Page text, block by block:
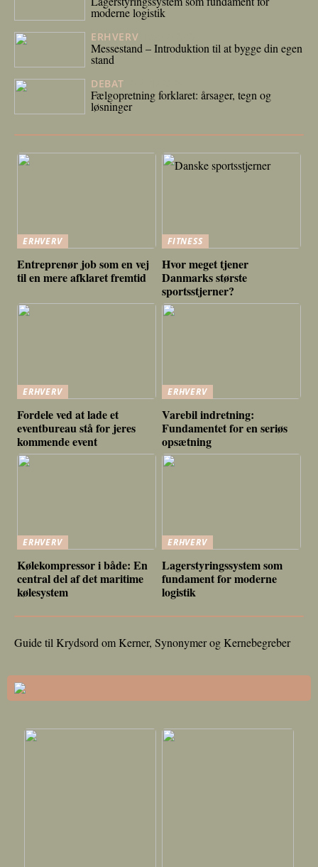
moderne logistik
ERHVERV
Messestand – Introduktion til at bygge din egen
stand
DEBAT
Fælgopretning forklaret: årsager, tegn og
løsninger
ERHVERV
Entreprenør job som en vej
til en mere afklaret fremtid
FITNESS
Hvor meget tjener
Danmarks største
sportsstjerner?
ERHVERV
Fordele ved at lade et
eventbureau stå for jeres
kommende event
ERHVERV
Varebil indretning:
Fundamentet for en seriøs
opsætning
ERHVERV
Kølekompressor i både: En
central del af det maritime
kølesystem
ERHVERV
Lagerstyringssystem som
fundament for moderne
logistik
Guide til Krydsord om Kerner, Synonymer og Kernebegreber